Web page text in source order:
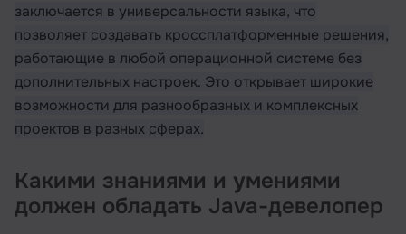
заключается в универсальности языка, что
позволяет создавать кроссплатформенные решения,
работающие в любой операционной системе без
дополнительных настроек. Это открывает широкие
возможности для разнообразных и комплексных
проектов в разных сферах.
Какими знаниями и умениями
должен обладать Java-девелопер